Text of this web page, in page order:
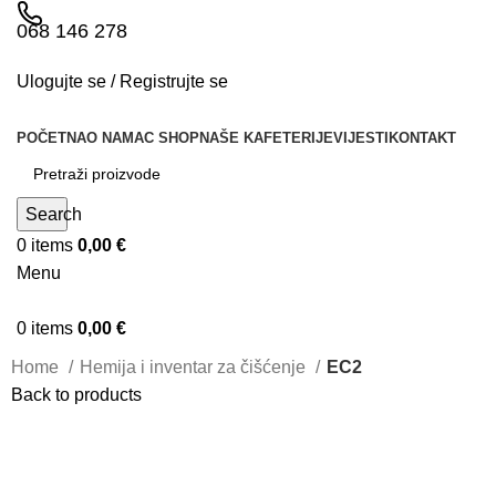
068 146 278
Ulogujte se / Registrujte se
POČETNAO NAMAC SHOPNAŠE KAFETERIJEVIJESTI KONTAKT
Search
0 items 0,00 €
Menu
0 items 0,00 €
Home Hemija i inventar za čišćenje
EC2
Back to products